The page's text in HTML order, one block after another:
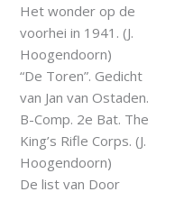
Het wonder op de
voorhei in 1941. (J.
Hoogendoorn)
“De Toren”. Gedicht
van Jan van Ostaden.
B-Comp. 2e Bat. The
King’s Rifle Corps. (J.
Hoogendoorn)
De list van Door